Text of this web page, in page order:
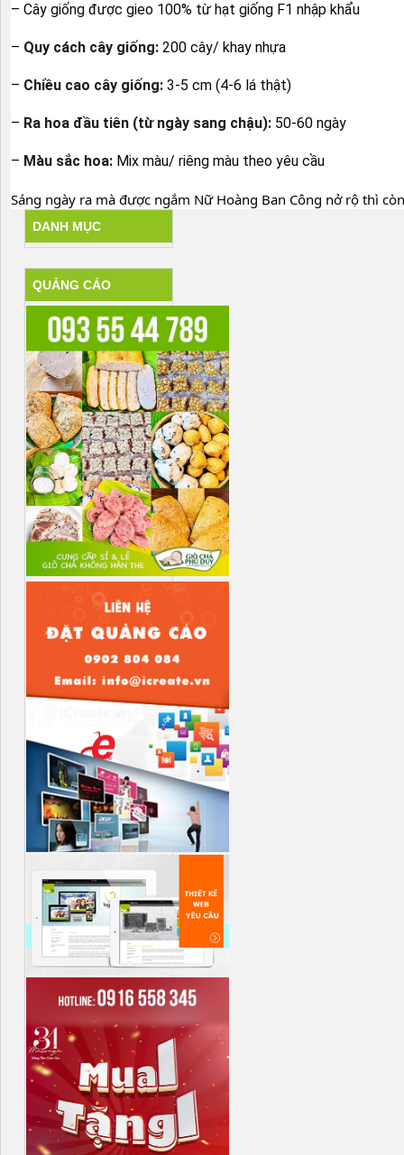
– Cây giống được gieo 100% từ hạt giống F1 nhập khẩu
– Quy cách cây giống:200 cây/ khay nhựa
– Chiều cao cây giống:3-5 cm (4-6 lá thật)
– Ra hoa đầu tiên (từ ngày sang chậu):50-60 ngày
– Màu sắc hoa:Mix màu/ riêng màu theo yêu cầu
Sáng ngày ra mà được ngắm Nữ Hoàng Ban Công nở rộ thì
DANH MỤC
QUẢNG CÁO